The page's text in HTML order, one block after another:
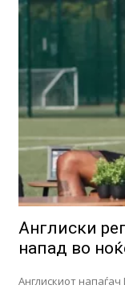
Англиски
напад во
Англискиот